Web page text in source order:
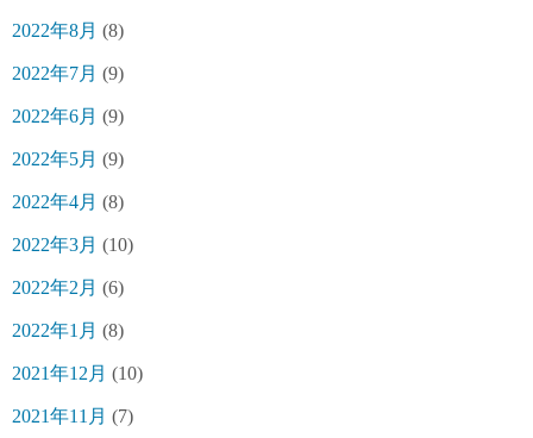
2022年8月 (8)
2022年7月 (9)
2022年6月 (9)
2022年5月 (9)
2022年4月 (8)
2022年3月 (10)
2022年2月 (6)
2022年1月 (8)
2021年12月 (10)
2021年11月 (7)